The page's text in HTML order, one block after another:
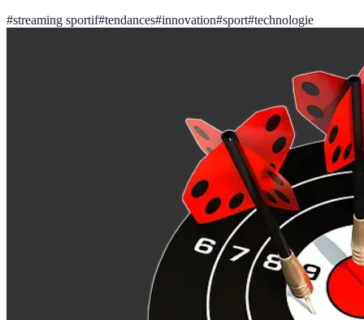
#streaming sportif#tendances#innovation#sport#technologie